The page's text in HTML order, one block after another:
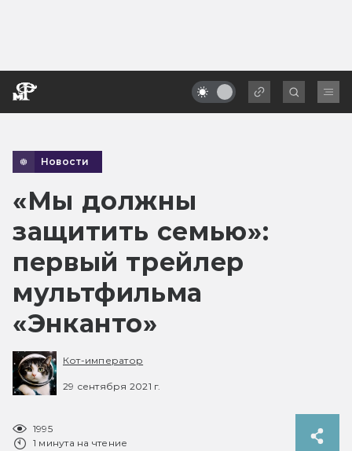
Новости
«Мы должны
защитить семью»:
первый трейлер
мультфильма
«Энканто»
Кот-император
29 сентября 2021 г.
1995
1 минута на чтение